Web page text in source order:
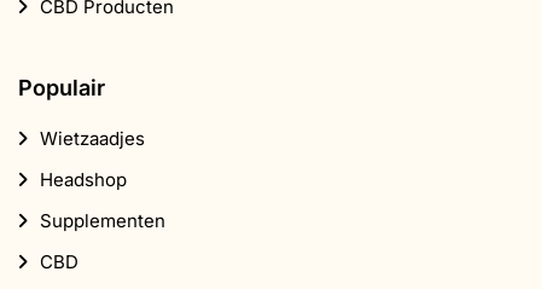
CBD Producten
Populair
Wietzaadjes
Headshop
Supplementen
CBD